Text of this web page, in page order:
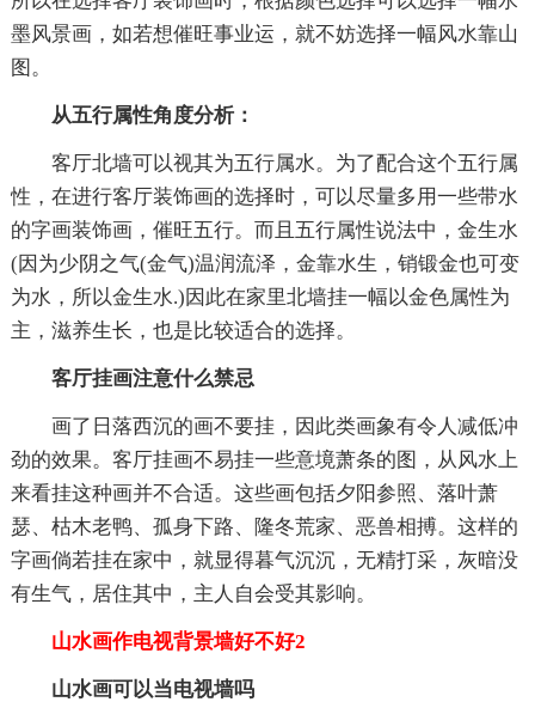
墨风景画，如若想催旺事业运，就不妨选择一幅风水靠山
图。
从五行属性角度分析：
客厅北墙可以视其为五行属水。为了配合这个五行属
性，在进行客厅装饰画的选择时，可以尽量多用一些带水
的字画装饰画，催旺五行。而且五行属性说法中，金生水
(因为少阴之气(金气)温润流泽，金靠水生，销锻金也可变
为水，所以金生水.)因此在家里北墙挂一幅以金色属性为
主，滋养生长，也是比较适合的选择。
客厅挂画注意什么禁忌
画了日落西沉的画不要挂，因此类画象有令人减低冲
劲的效果。客厅挂画不易挂一些意境萧条的图，从风水上
来看挂这种画并不合适。这些画包括夕阳参照、落叶萧
瑟、枯木老鸭、孤身下路、隆冬荒家、恶兽相搏。这样的
字画倘若挂在家中，就显得暮气沉沉，无精打采，灰暗没
有生气，居住其中，主人自会受其影响。
山水画作电视背景墙好不好2
山水画可以当电视墙吗